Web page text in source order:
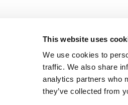
This website uses
We use cookies to
traffic. We also share
analytics partners who
they’ve collected from